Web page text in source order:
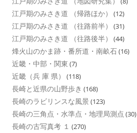
江戸期のみさき道 （帰路ほか） (12)
江戸期のみさき道 （往路前半） (31)
江戸期のみさき道 （往路後半） (44)
烽火山のかま跡・番所道・南畝石(16)
近畿・中部・関東 (7)
近畿（兵 庫 県） (118)
長崎と近県の山野歩き (168)
長崎のラビリンスな風景 (123)
長崎の三角点・水準点・地理局測点 (30)
長崎の古写真考 １ (270)